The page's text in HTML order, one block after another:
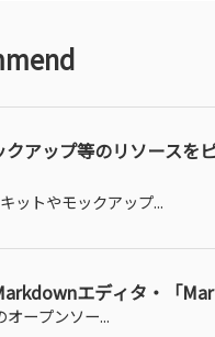
アップ等のリソースを
トやモックアップ...
エディタ・「
ープンソー...